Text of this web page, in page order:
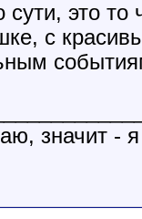
сути, это
с
значит - я